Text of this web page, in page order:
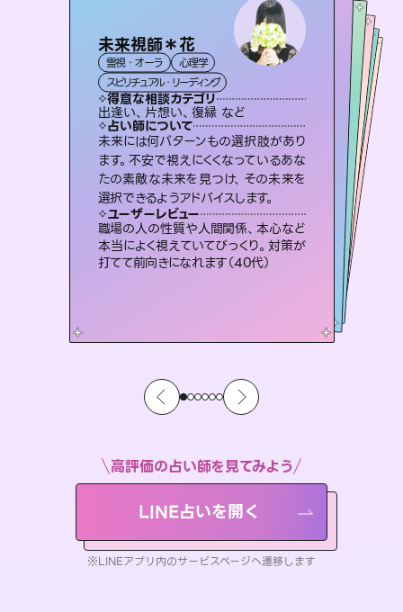
未来視師＊花
霊視・オーラ
心理学
スピリチュアル・リーディング
得意な相談カテゴリ
出逢い、片想い、復縁 など
占い師について
未来には何パターンもの選択肢があり
ます。不安で視えにくくなっているあな
たの素敵な未来を見つけ、その未来を
選択できるようアドバイスします。
ユーザーレビュー
職場の人の性質や人間関係、本心など
本当によく視えていてびっくり。対策が
打てて前向きになれます（40代）
アイリス -iris-
西洋占星術 タロット
ルーン
得意な相談カテゴリ
恋愛総合、片想い、二人の未来 など
占い師について
復縁、恋愛、不倫の行方、同性愛や片
思い、仕事関係や借金問題まで知りた
いことや心の負担になっていることを
紐解き、背中をそっと押して導きます。
ユーザーレビュー
安心感のあり、言い切ってくれる所や濁
さない鑑定のおかげで、毎回自分の気
持ちを整えられます（30代 男性）
セラピスト理恵
霊視・オーラ
スピリチュアル・リーディング
得意な相談カテゴリ
片想い、二人の未来、年の差 など
占い師について
連絡再開、復縁、成就などの報告実績
多数。セラピストとして2万超の施術経
験があるからこそできる鑑定で、より良
い未来をサポートします。
ユーザーレビュー
とても心温まる鑑定でした。しかもこち
らは何も言っていないのに視えていらっ
しゃるんだなと驚きです（30代女性）
桃源珠羽 とうげんみう
霊視・オーラ
スピリチュアル・リーディング
得意な相談カテゴリ
片想い、あの人の気持ち、復縁 など
占い師について
恋愛のお悩みの中でも特に「曖昧な関係」の相談を得意としており、友達以上恋人未満なお相手との今後や本音を丁寧に読み解き恋愛成就へと導きます。
ユーザーレビュー
鑑定していただいてアドバイス通りに行
動すると仲が復活してきました。ありが
とうございました（40代 女性）
彗望
霊視・オーラ
スピリチュアル・リーディング
得意な相談カテゴリ
片想い、あの人の気持ち、復縁 など
占い師について
3,700年以上の歴史を持つ東洋最古の
占術「易占」で詳細まで占い、幸せへ向
かう道筋を示します。厳しい結果にも具
体的な対策をお伝えします。
ユーザーレビュー
複雑な背景もしっかり聞いて鑑定して
いただけました。気持ちが楽になりまし
た（50代 女性）
おう 霊感オラクル
霊視・オーラ
オラクルカード
得意な相談カテゴリ
恋愛総合、あの人の気持ち など
占い師について
霊視×オラクルカードを使って「今」と
「未来」そして「気になるあの人の気持
ち」まで丁寧に読み解き、恋や人生のヒ
ントを優しく引き出します。
ユーザーレビュー
不安な気持ちが嘘みたいに晴れまし
た…！よく視えていらっしゃるんだなと
感じました（40代 女性）
高評価の占い師を見てみよう
LINE占いを開く
※LINEアプリ内のサービスページへ遷移します